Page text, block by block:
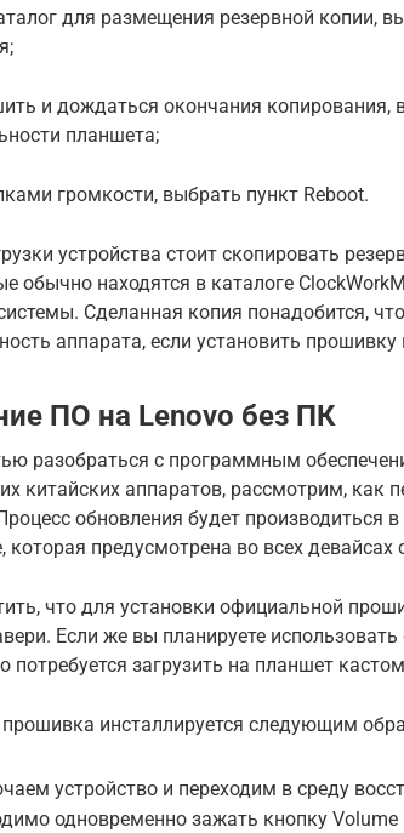
для размещения резервной копии,
и дождаться окончания копирования,
планшета;
громкости, выбрать пункт Reboot.
устройства стоит скопировать
обычно находятся в каталоге
Сделанная копия понадобится,
аппарата, если установить
ПО на Lenovo без ПК
разобраться с программным
китайских аппаратов, рассмотрим, как
обновления будет производиться в
которая предусмотрена во всех девайсах
что для установки официальной
Если же вы планируете
потребуется загрузить на планшет
инсталлируется следующим
устройство и переходим в среду
одновременно зажать кнопку Volume